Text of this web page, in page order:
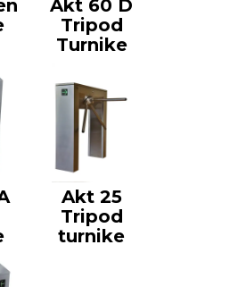
Akt 60 D
Tripod
Turnike
Akt 25
Tripod
turnike